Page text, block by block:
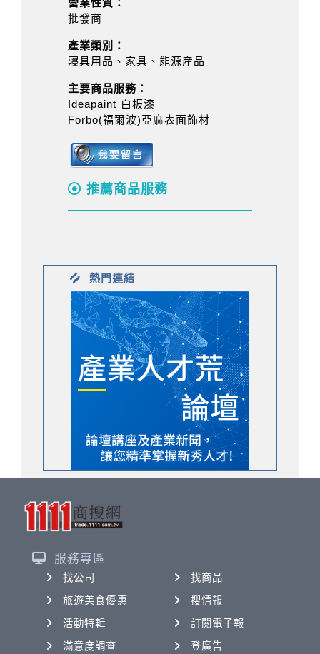
營業性質：
批發商
產業類別：
寢具用品、家具、能源産品
主要商品服務：
Ideapaint 白板漆
Forbo(福爾波)亞麻表面飾材
推薦商品服務
熱門連結
服務專區
找公司
找商品
旅遊美食優惠
搜情報
活動特輯
訂閱電子報
滿意度調查
登廣告